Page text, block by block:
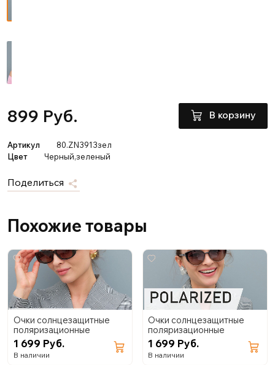
899 Руб. В корзину
Артикул
80.ZN3913зел
Цвет
Черный,зеленый
Поделиться
Похожие товары
Очки солнцезащитные
поляризационные
1 699 Руб.
В наличии
Очки солнцезащитные
поляризационные
1 699 Руб.
В наличии